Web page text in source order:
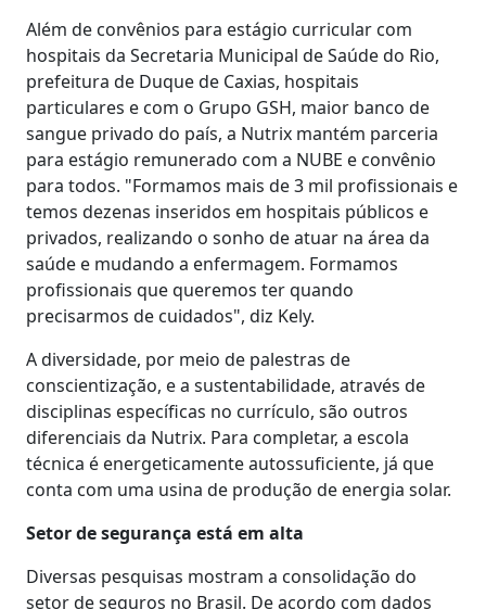
Além de convênios para estágio curricular com
hospitais da Secretaria Municipal de Saúde do Rio,
prefeitura de Duque de Caxias, hospitais
particulares e com o Grupo GSH, maior banco de
sangue privado do país, a Nutrix mantém parceria
para estágio remunerado com a NUBE e convênio
para todos. "Formamos mais de 3 mil profissionais e
temos dezenas inseridos em hospitais públicos e
privados, realizando o sonho de atuar na área da
saúde e mudando a enfermagem. Formamos
profissionais que queremos ter quando
precisarmos de cuidados", diz Kely.
A diversidade, por meio de palestras de
conscientização, e a sustentabilidade, através de
disciplinas específicas no currículo, são outros
diferenciais da Nutrix. Para completar, a escola
técnica é energeticamente autossuficiente, já que
conta com uma usina de produção de energia solar.
Setor de segurança está em alta
Diversas pesquisas mostram a consolidação do
setor de seguros no Brasil. De acordo com dados